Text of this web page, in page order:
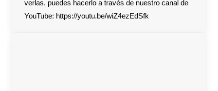
verlas, puedes hacerlo a través de nuestro canal de
YouTube: https://youtu.be/wiZ4ezEdSfk